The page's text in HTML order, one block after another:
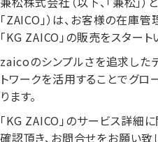
「ZAICO」）は、お客様の在庫
「KG ZAICO」の販売をスタート
zaicoのシンプルさを追求した
トワークを活用することでグ
ります。
「KG ZAICO」のサービス詳細
確認頂き、お問合せをお願い致